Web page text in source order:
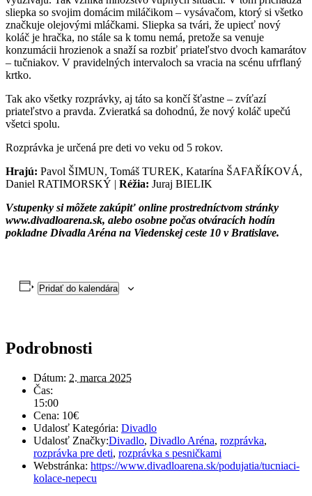
sliepka so svojim domácim miláčikom – vysávačom, ktorý si všetko
značkuje olejovými mláčkami. Sliepka sa tvári, že upiecť nový
koláč je hračka, no stále sa k tomu nemá, pretože sa venuje
konzumácii hrozienok a snaží sa rozbiť priateľstvo dvoch kamarátov
– tučniakov. V pravidelných intervaloch sa vracia na scénu ufrflaný
krtko.
Tak ako všetky rozprávky, aj táto sa končí šťastne – zvíťazí
priateľstvo a pravda. Zvieratká sa dohodnú, že nový koláč upečú
všetci spolu.
Rozprávka je určená pre deti vo veku od 5 rokov.
Hrajú: Pavol ŠIMUN, Tomáš TUREK, Katarína ŠAFAŘÍKOVÁ,
Daniel RATIMORSKÝ | Réžia: Juraj BIELIK
Vstupenky si môžete zakúpiť online prostredníctvom stránky
www.divadloarena.sk, alebo osobne počas otváracích hodín
pokladne Divadla Aréna na Viedenskej ceste 10 v Bratislave.
Pridať do kalendára
Podrobnosti
Dátum: 2. marca 2025
Čas:
15:00
Cena: 10€
Udalosť Kategória: Divadlo
Udalosť Značky:Divadlo, Divadlo Aréna, rozprávka,
rozprávka pre deti, rozprávka s pesničkami
Webstránka: https://www.divadloarena.sk/podujatia/tucniaci-
kolace-nepecu